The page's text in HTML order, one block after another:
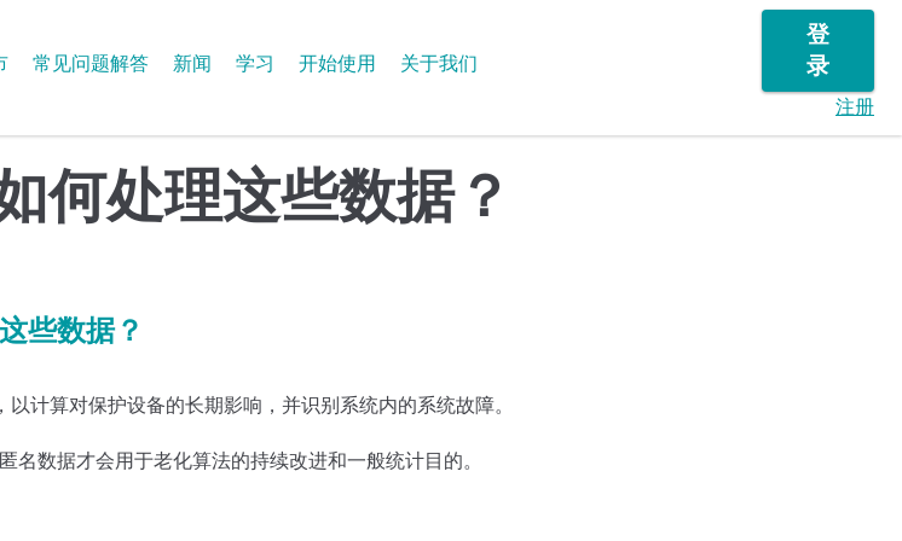
常见问题解答 新闻 学习 开始使用 关于我们
登
录
注册
何处理这些数据？
些数据？
计算对保护设备的长期影响，并识别系统内的系统故障。
名数据才会用于老化算法的持续改进和一般统计目的。